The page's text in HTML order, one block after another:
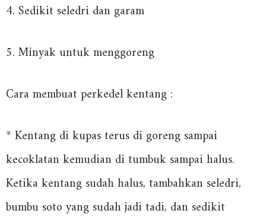
4. Sedikit seledri dan garam
5. Minyak untuk menggoreng
Cara membuat perkedel kentang :
* Kentang di kupas terus di goreng sampai
kecoklatan kemudian di tumbuk sampai halus.
Ketika kentang sudah halus, tambahkan seledri,
bumbu soto yang sudah jadi tadi, dan sedikit